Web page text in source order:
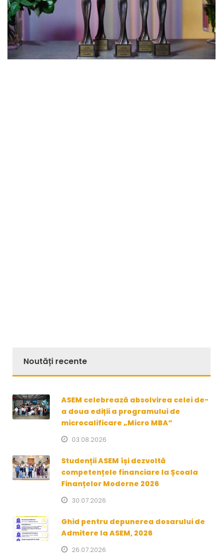
Noutăți recente
ASEM celebrează absolvirea celei de-
a doua ediții a programului de
microcalificare „Micro MBA”
03.08.2026
Studenții ASEM își dezvoltă
competențele financiare la Școala
Finanțelor Moderne 2026
30.07.2026
Ghid pentru depunerea dosarului de
Admitere la ASEM, 2026
26.07.2026